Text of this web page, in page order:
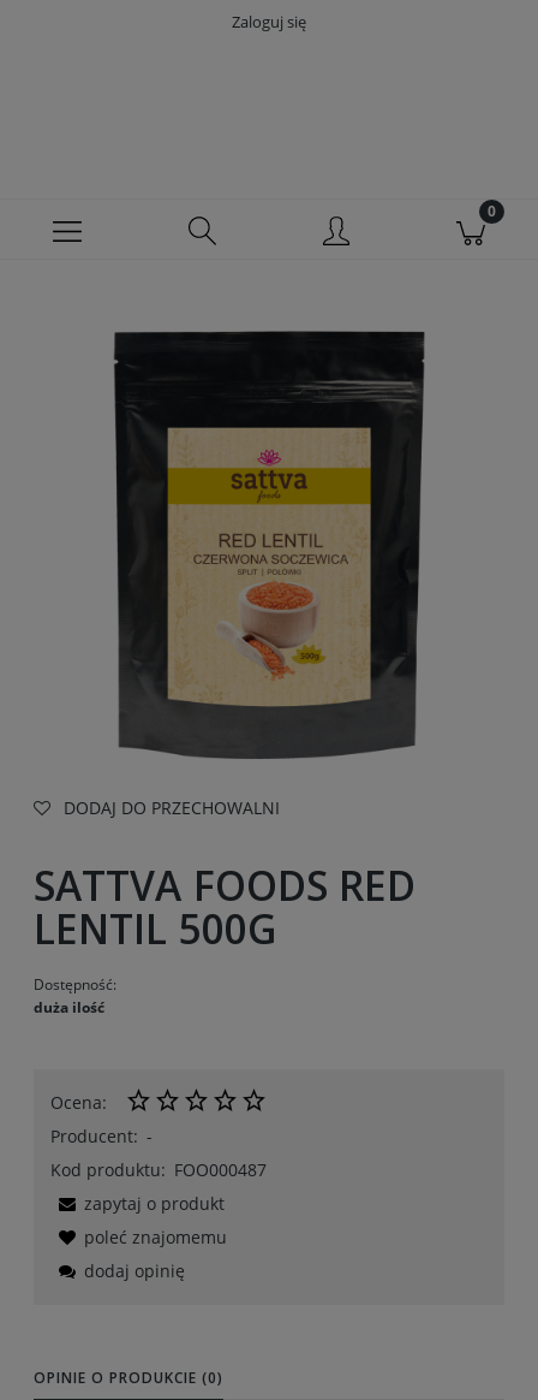
Zaloguj się
DODAJ DO PRZECHOWALNI
SATTVA FOODS RED
LENTIL 500G
Dostępność:
duża ilość
Ocena:
Producent: -
Kod produktu: FOO000487
zapytaj o produkt
poleć znajomemu
dodaj opinię
OPINIE O PRODUKCIE (0)